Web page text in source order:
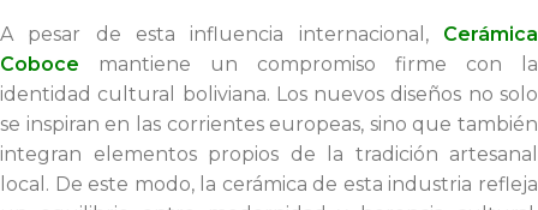
A pesar de esta influencia internacional, Cerámica
Coboce mantiene un compromiso firme con la
identidad cultural boliviana. Los nuevos diseños no solo
se inspiran en las corrientes europeas, sino que también
integran elementos propios de la tradición artesanal
local. De este modo, la cerámica de esta industria refleja